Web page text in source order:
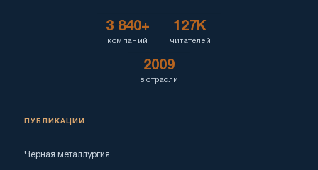
3 840+
компаний
127K
читателей
2009
в отрасли
ПУБЛИКАЦИИ
Черная металлургия